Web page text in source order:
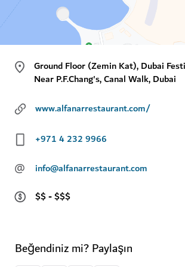
Ground Floor (Zemin Kat), Dubai
Near P.F.Chang's, Canal Walk, Dubai
www.alfanarrestaurant.com/
+971 4 232 9966
@
info@alfanarrestaurant.com
$$ - $$$
Beğendiniz mi? Paylaşın